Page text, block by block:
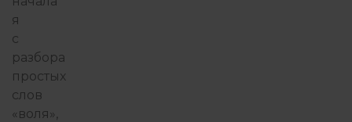
я
с
разбора
простых
слов
« воля»,